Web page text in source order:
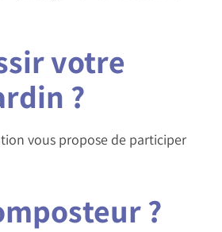
votre
?
vous propose de participer
?